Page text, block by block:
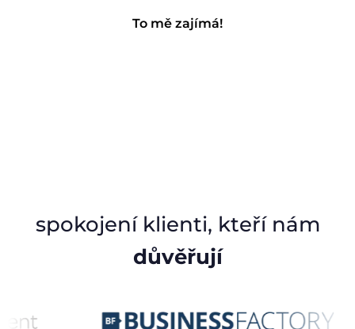
To mě zajímá!
spokojení klienti, kteří nám
důvěřují